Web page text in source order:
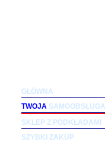
GŁÓWNA
TWOJA SAMOOBSŁUGA
SKLEP Z PODKŁADAMI
SZYBKI ZAKUP